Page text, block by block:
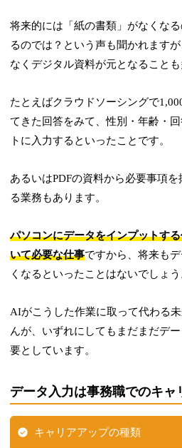
将来的には「紙の書類」がなくな
るのでは？という声も聞かれます
なくデジタル資料が元となることも
たとえばクラウドソーシングで
てきた回答をみて、性別・年齢・
トに入力するといったことです。
あるいはPDFの資料から必要事項
る業務もあります。
パソコンにデータをインプットす
いて必要な仕事ですから、将来も
くなるといったことはないでしょう
AIがこうした作業に取って代わる
んが、いずれにしてもまだまだデ
要としています。
データ入力は事務職でのキャ
キャリアアップの種類